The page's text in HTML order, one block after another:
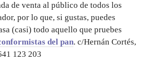
de venta al público de todos los
por lo que, si gustas, puedes
(casi) todo aquello que pruebes
del pan. c/Hernán Cortés,
123 203